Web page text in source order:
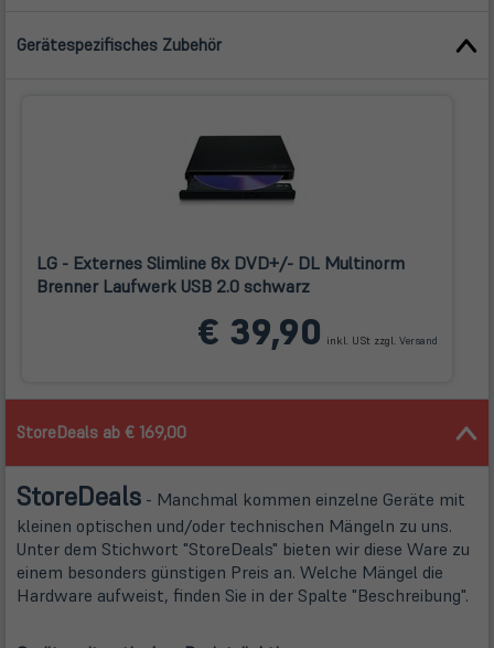
Gerätespezifisches Zubehör
LG - Externes Slimline 8x DVD+/- DL Multinorm
Brenner Laufwerk USB 2.0 schwarz
€ 39,90 inkl. USt zzgl. Versand
StoreDeals ab € 169,00
StoreDeals - Manchmal kommen einzelne Geräte mit
kleinen optischen und/oder technischen Mängeln zu uns.
Unter dem Stichwort "StoreDeals" bieten wir diese Ware zu
einem besonders günstigen Preis an. Welche Mängel die
Hardware aufweist, finden Sie in der Spalte "Beschreibung".